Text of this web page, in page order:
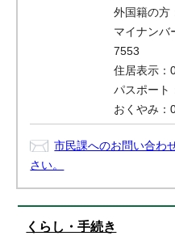
外国籍の方
マイナンバ
7553
住居表示：
パスポート
おくやみ：
市民課へのお問い合わ
さい。
くらし・手続き